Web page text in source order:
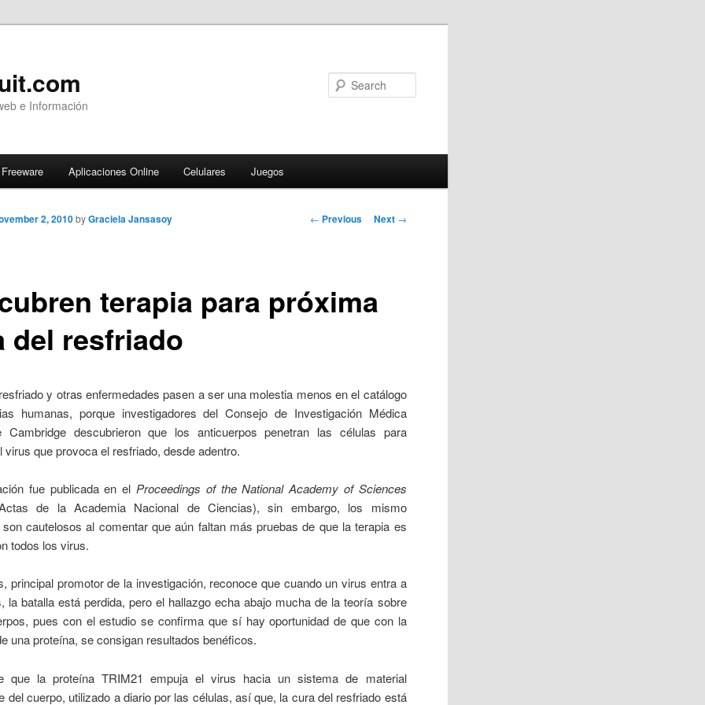
e Información
Freeware Aplicaciones Online Celulares Juegos
Post
← Previous Next →
terapia para próxima
del resfriado
2, 2010 byGraciela Jansasoy
y otras enfermedades pasen a ser una molestia menos en el catálogo
humanas, porque investigadores del Consejo de Investigación Médica
Cambridge descubrieron que los anticuerpos penetran las células para
virus que provoca el resfriado, desde adentro.
fue publicada en el Proceedings of the National Academy of Sciences
de la Academia Nacional de Ciencias), sin embargo, los mismo
cautelosos al comentar que aún faltan más pruebas de que la terapia es
todos los virus.
principal promotor de la investigación, reconoce que cuando un virus entra a
la batalla está perdida, pero el hallazgo echa abajo mucha de la teoría sobre
pues con el estudio se confirma que sí hay oportunidad de que con la
una proteína, se consigan resultados benéficos.
que la proteína TRIM21 empuja el virus hacia un sistema de material
del cuerpo, utilizado a diario por las células, así que, la cura del resfriado está